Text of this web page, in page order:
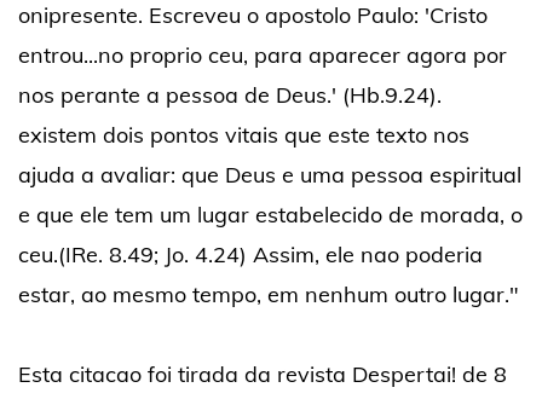
onipresente. Escreveu o apostolo Paulo: 'Cristo
entrou...no proprio ceu, para aparecer agora por
nos perante a pessoa de Deus.' (Hb.9.24).
existem dois pontos vitais que este texto nos
ajuda a avaliar: que Deus e uma pessoa espiritual
e que ele tem um lugar estabelecido de morada, o
ceu.(IRe. 8.49; Jo. 4.24) Assim, ele nao poderia
estar, ao mesmo tempo, em nenhum outro lugar."
Esta citacao foi tirada da revista Despertai! de 8